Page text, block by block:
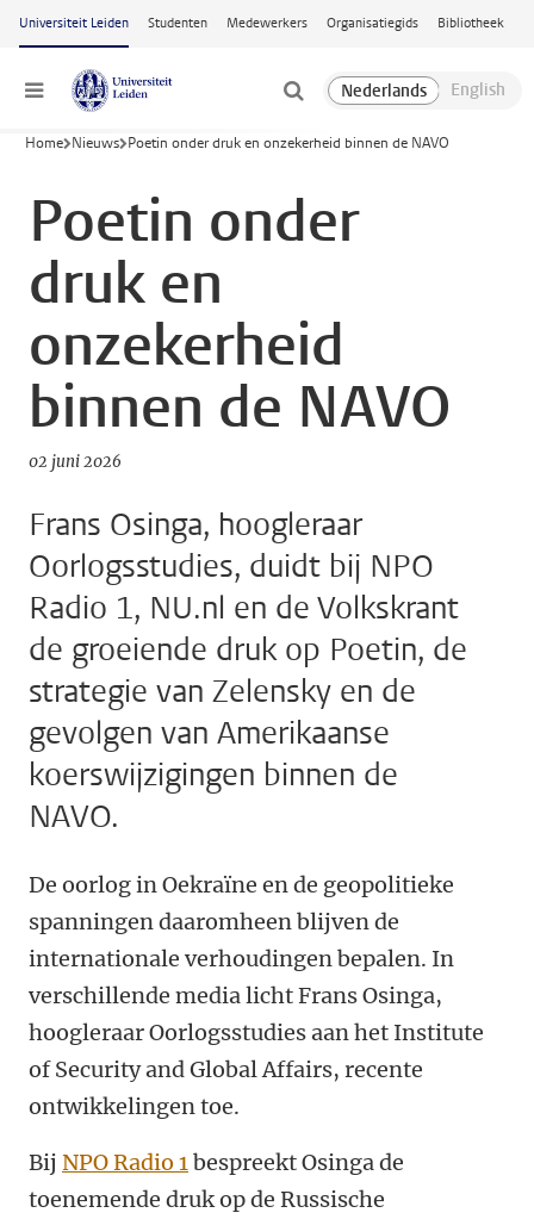
Ga naar hoofdinhoud
Universiteit Leiden Studenten Medewerkers Organisatiegids Bibliotheek
Menu
Home Nieuws Poetin onder druk en onzekerheid binnen de NAVO
Poetin onder
druk en
onzekerheid
binnen de NAVO
02 juni 2026
Frans Osinga, hoogleraar
Oorlogsstudies, duidt bij NPO
Radio 1, NU.nl en de Volkskrant
de groeiende druk op Poetin, de
strategie van Zelensky en de
gevolgen van Amerikaanse
koerswijzigingen binnen de
NAVO.
De oorlog in Oekraïne en de geopolitieke
spanningen daaromheen blijven de
internationale verhoudingen bepalen. In
verschillende media licht Frans Osinga,
hoogleraar Oorlogsstudies aan het Institute
of Security and Global Affairs, recente
ontwikkelingen toe.
Bij NPO Radio 1bespreekt Osinga de
toenemende druk op de Russische